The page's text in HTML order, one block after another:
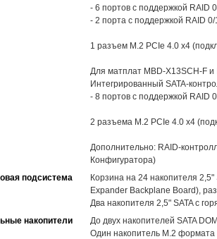
- 6 портов с поддержкой RAID
- 2 порта с поддержкой RAID
1 разъем M.2 PCIe 4.0 x4
Для матплат MBD-X13SCH-F
Интегрированный SATA-
- 8 портов с поддержкой RAID
2 разъема M.2 PCIe 4.0 x4
Дополнительно: RAID-
Конфигуратора)
подсистема
Корзина на 24 накопителя
Expander Backplane Board),
Два накопителя 2,5" SATA с
накопители
До двух накопителей SATA
Один накопитель M.2